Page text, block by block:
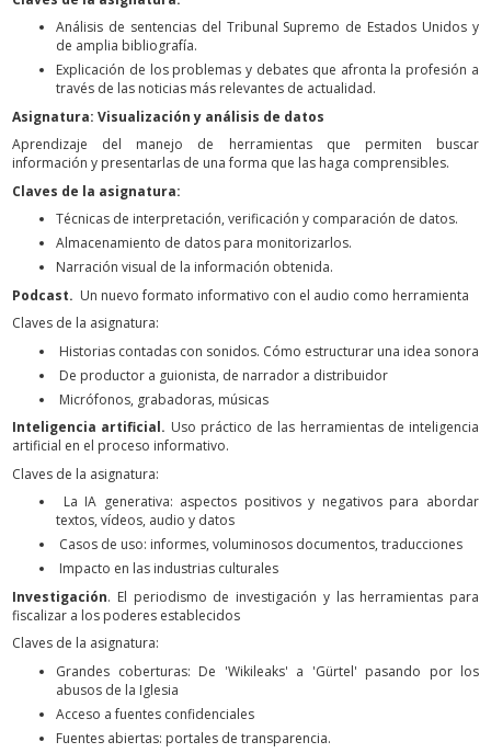
Análisis de sentencias del Tribunal Supremo de Estados Unidos y
de amplia bibliografía.
Explicación de los problemas y debates que afronta la profesión a
través de las noticias más relevantes de actualidad.
Asignatura: Visualización y análisis de datos
Aprendizaje del manejo de herramientas que permiten buscar
información y presentarlas de una forma que las haga comprensibles.
Claves de la asignatura:
Técnicas de interpretación, verificación y comparación de datos.
Almacenamiento de datos para monitorizarlos.
Narración visual de la información obtenida.
Podcast. Un nuevo formato informativo con el audio como herramienta
Claves de la asignatura:
Historias contadas con sonidos. Cómo estructurar una idea sonora
De productor a guionista, de narrador a distribuidor
Micrófonos, grabadoras, músicas
Inteligencia artificial. Uso práctico de las herramientas de inteligencia
artificial en el proceso informativo.
Claves de la asignatura:
La IA generativa: aspectos positivos y negativos para abordar
textos, vídeos, audio y datos
Casos de uso: informes, voluminosos documentos, traducciones
Impacto en las industrias culturales
Investigación. El periodismo de investigación y las herramientas para
fiscalizar a los poderes establecidos
Claves de la asignatura:
Grandes coberturas: De 'Wikileaks' a 'Gürtel' pasando por los
abusos de la Iglesia
Acceso a fuentes confidenciales
Fuentes abiertas: portales de transparencia.